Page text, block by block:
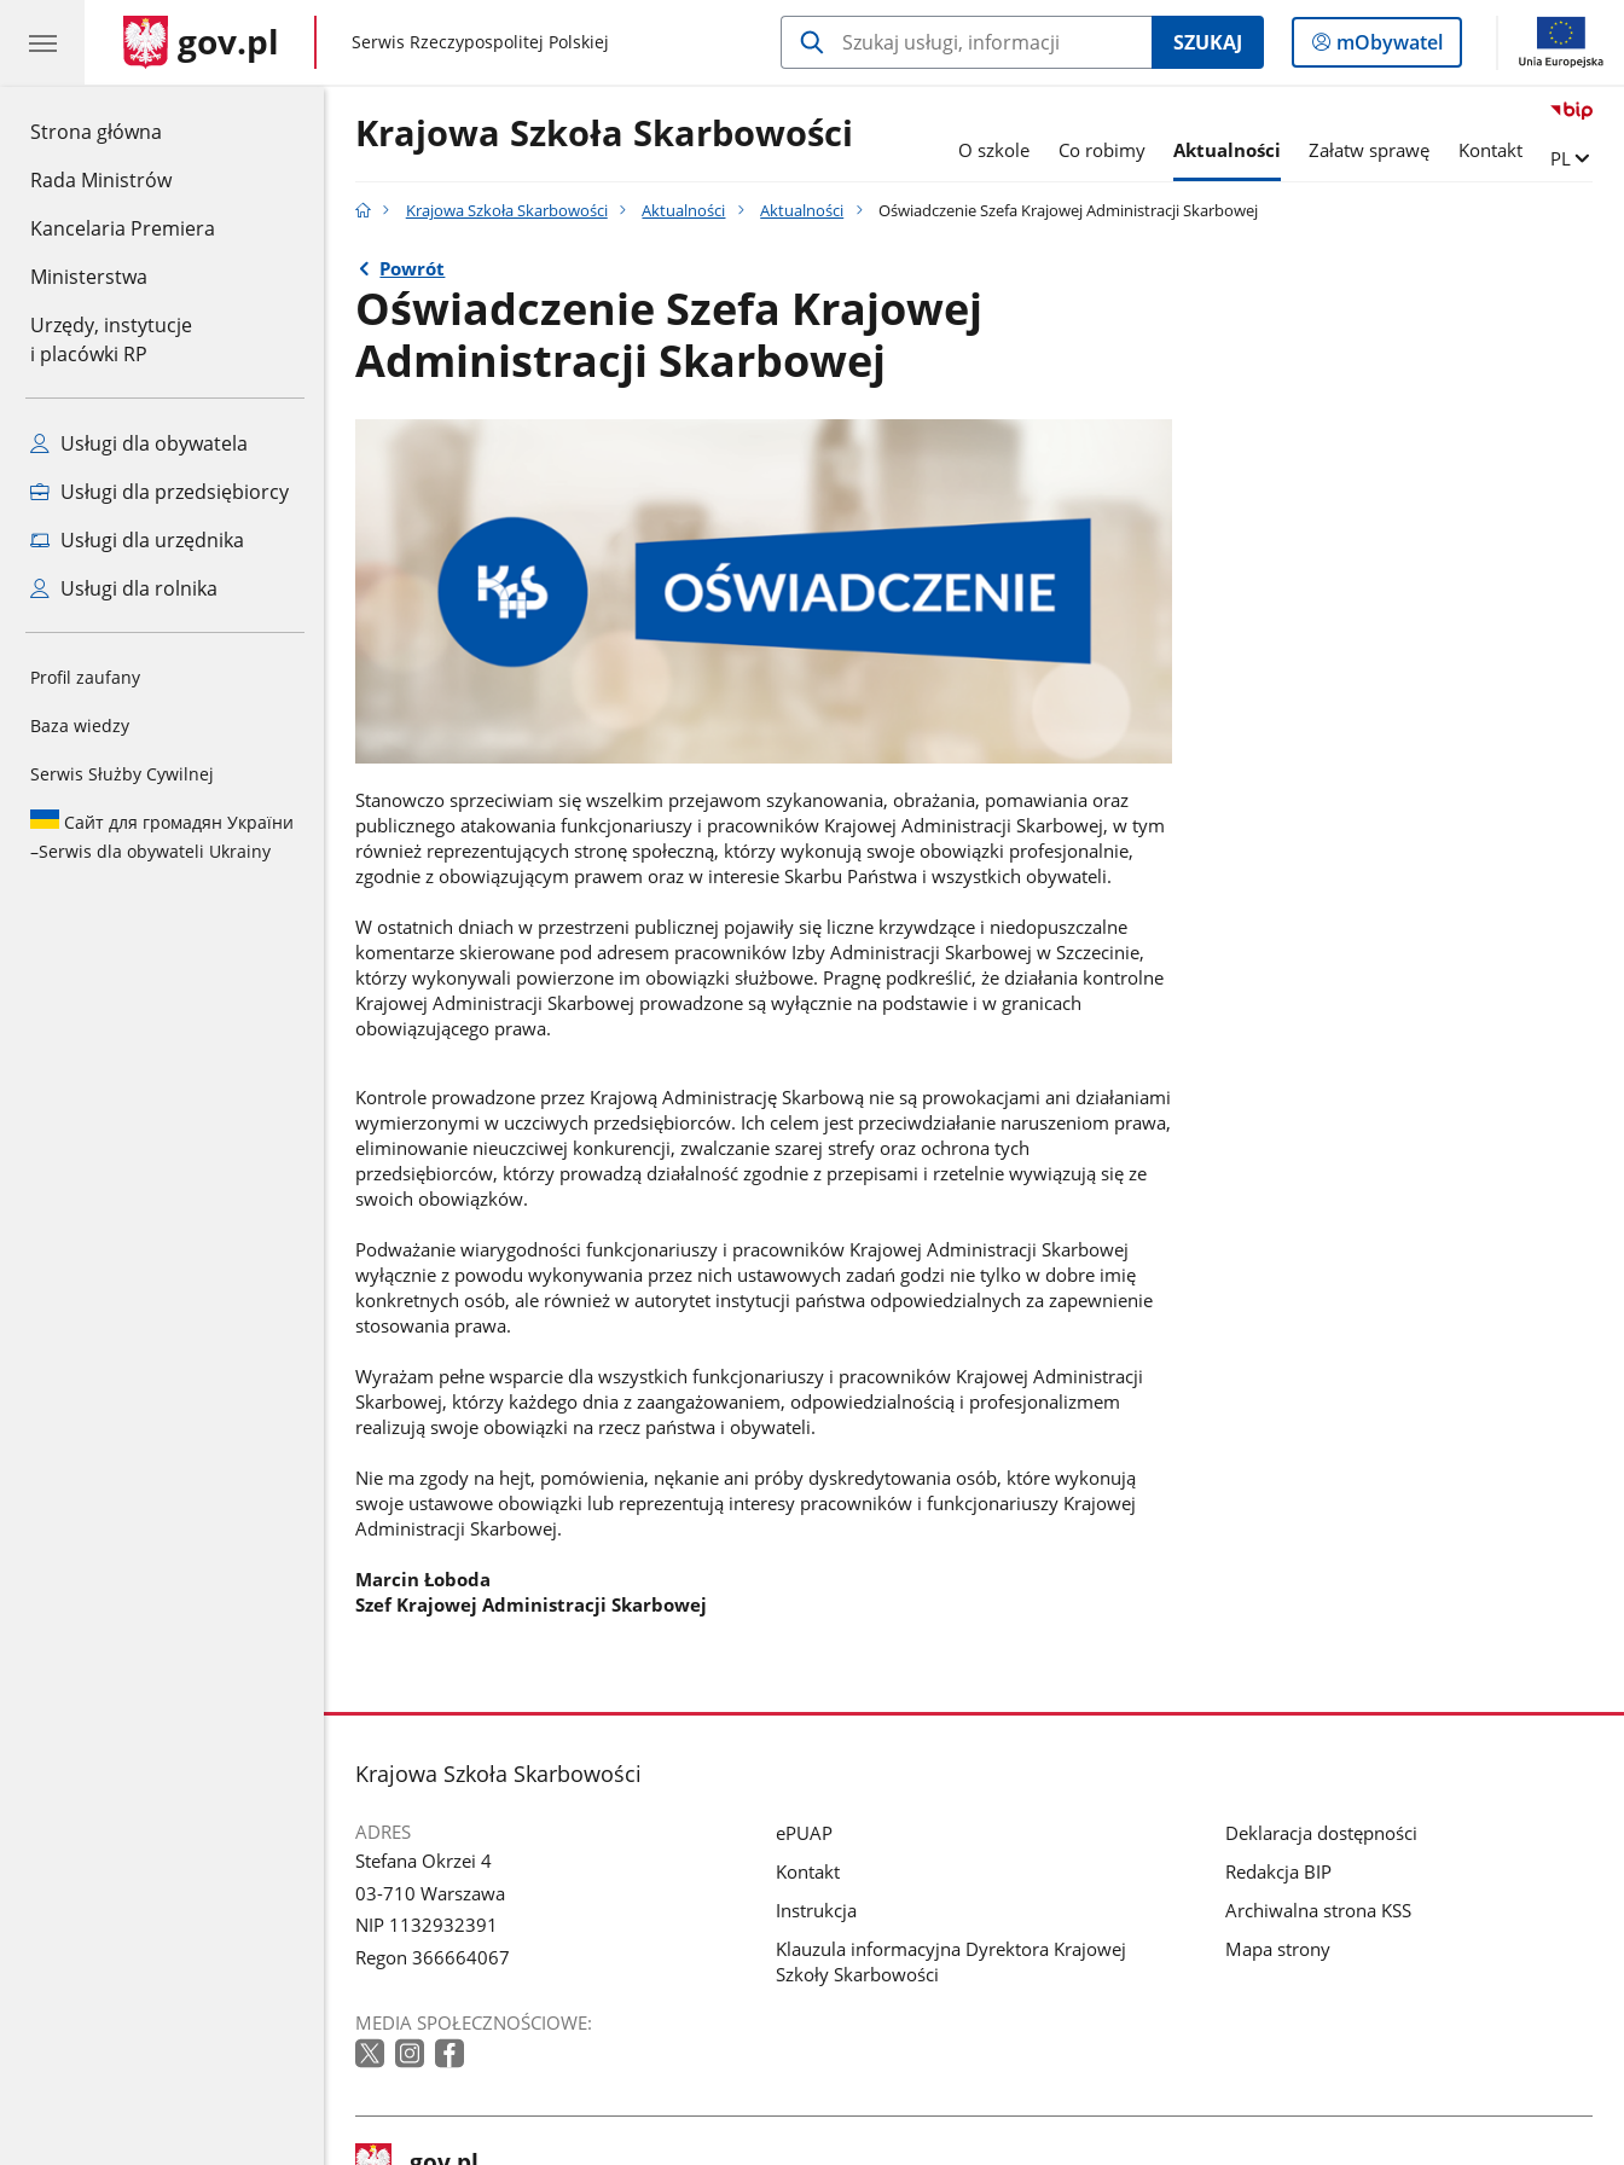
Strona główna
Rada Ministrów
Kancelaria Premiera
Ministerstwa
Urzędy, instytucje
i placówki RP
Usługi dla obywatela
Usługi dla przedsiębiorcy
Usługi dla urzędnika
Usługi dla rolnika
Profil zaufany
Baza wiedzy
Serwis Służby Cywilnej
Сайт для громадян України
–Serwis dla obywateli Ukrainy
gov.pl gov.pl
Serwis Rzeczypospolitej Polskiej SZUKAJ
Logowanie
do
mObywatel
Krajowa Szkoła Skarbowości O szkole Co robimy Aktualności Załatw sprawę Kontakt Zmień
PL
Krajowa Szkoła Skarbowości Aktualności Aktualności Oświadczenie Szefa Krajowej Administracji Skarbowej
Powrót
Oświadczenie Szefa Krajowej
Administracji Skarbowej
Stanowczo sprzeciwiam się wszelkim przejawom szykanowania, obrażania, pomawiania oraz
publicznego atakowania funkcjonariuszy i pracowników Krajowej Administracji Skarbowej, w tym
również reprezentujących stronę społeczną, którzy wykonują swoje obowiązki profesjonalnie,
zgodnie z obowiązującym prawem oraz w interesie Skarbu Państwa i wszystkich obywateli.
W ostatnich dniach w przestrzeni publicznej pojawiły się liczne krzywdzące i niedopuszczalne
komentarze skierowane pod adresem pracowników Izby Administracji Skarbowej w Szczecinie,
którzy wykonywali powierzone im obowiązki służbowe. Pragnę podkreślić, że działania kontrolne
Krajowej Administracji Skarbowej prowadzone są wyłącznie na podstawie i w granicach
obowiązującego prawa.
Kontrole prowadzone przez Krajową Administrację Skarbową nie są prowokacjami ani działaniami
wymierzonymi w uczciwych przedsiębiorców. Ich celem jest przeciwdziałanie naruszeniom prawa,
eliminowanie nieuczciwej konkurencji, zwalczanie szarej strefy oraz ochrona tych
przedsiębiorców, którzy prowadzą działalność zgodnie z przepisami i rzetelnie wywiązują się ze
swoich obowiązków.
Podważanie wiarygodności funkcjonariuszy i pracowników Krajowej Administracji Skarbowej
wyłącznie z powodu wykonywania przez nich ustawowych zadań godzi nie tylko w dobre imię
konkretnych osób, ale również w autorytet instytucji państwa odpowiedzialnych za zapewnienie
stosowania prawa.
Wyrażam pełne wsparcie dla wszystkich funkcjonariuszy i pracowników Krajowej Administracji
Skarbowej, którzy każdego dnia z zaangażowaniem, odpowiedzialnością i profesjonalizmem
realizują swoje obowiązki na rzecz państwa i obywateli.
Nie ma zgody na hejt, pomówienia, nękanie ani próby dyskredytowania osób, które wykonują
swoje ustawowe obowiązki lub reprezentują interesy pracowników i funkcjonariuszy Krajowej
Administracji Skarbowej.
Marcin Łoboda
Szef Krajowej Administracji Skarbowej
stopka
Krajowa Szkoła Skarbowości
ADRES
Stefana Okrzei 4
03-710 Warszawa
NIP 1132932391
Regon 366664067
MEDIA SPOŁECZNOŚCIOWE:
ePUAP
Kontakt
Instrukcja
Klauzula informacyjna Dyrektora Krajowej
Szkoły Skarbowości
Deklaracja dostępności
Redakcja BIP
Archiwalna strona KSS
Mapa strony
stopkaStrona